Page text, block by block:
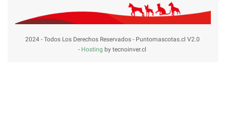
2024 - Todos Los Derechos Reservados - Puntomascotas.cl V2.0
- Hosting by tecnoinver.cl